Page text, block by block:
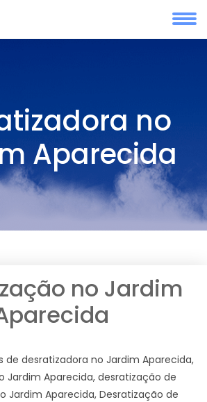
no
Aparecida
no Jardim
de desratizadora no Jardim Aparecida,
Jardim Aparecida, desratização de
Jardim Aparecida, Desratização de